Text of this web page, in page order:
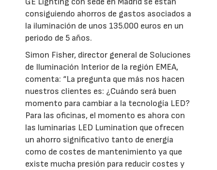
consiguiendo ahorros de gastos asociados a
la iluminación de unos 135.000 euros en un
periodo de 5 años.
Simon Fisher, director general de Soluciones
de Iluminación Interior de la región EMEA,
comenta: “La pregunta que más nos hacen
nuestros clientes es: ¿Cuándo será buen
momento para cambiar a la tecnología LED?
Para las oficinas, el momento es ahora con
las luminarias LED Lumination que ofrecen
un ahorro significativo tanto de energía
como de costes de mantenimiento ya que
existe mucha presión para reducir costes y